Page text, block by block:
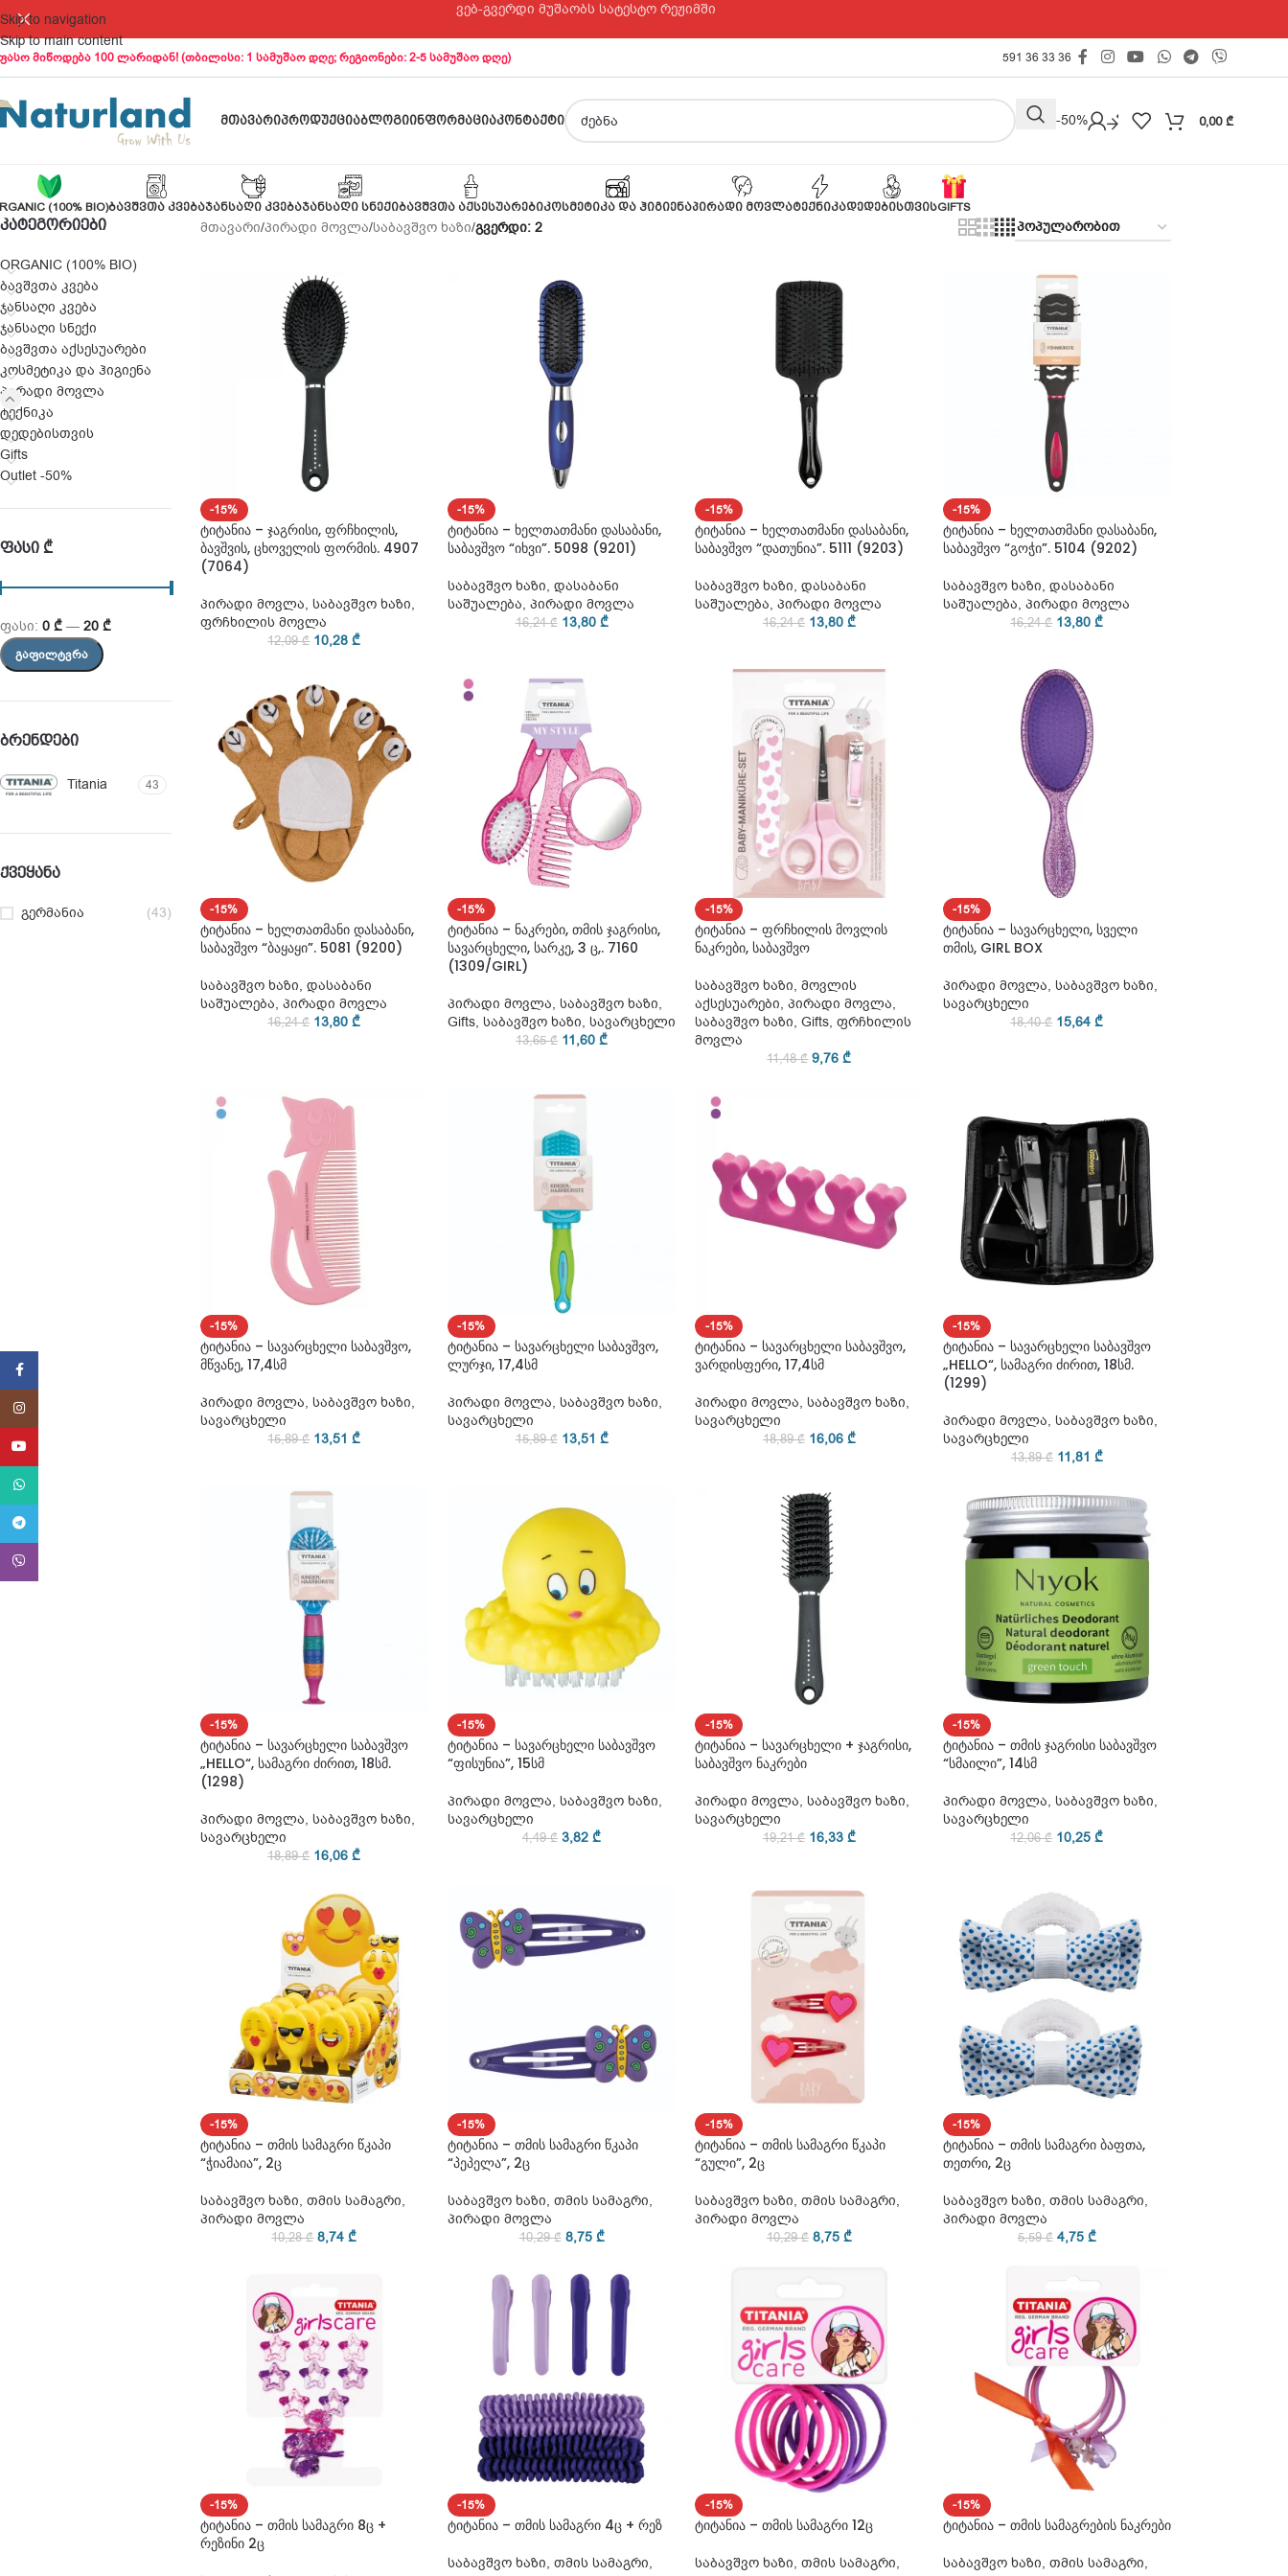
Skip to navigation
Skip to main content
ვებ-გვერდი მუშაობს სატესტო რეჟიმში
მიწოდება 100 ლარიდან! (თბილისი: 1 სამუშაო დღე; რეგიონები: 2-5 სამუშაო დღე) 591 36 33 36
ᲛᲗᲐᲕᲐᲠᲘᲞᲠᲝᲓᲣᲥᲪᲘᲐᲑᲚᲝᲒᲘᲘᲜᲤᲝᲠᲛᲐᲪᲘᲐᲙᲝᲜᲢᲐᲥᲢᲘ Outlet -50% 0,00 ₾
(100% BIO)ᲑᲐᲕᲨᲕᲗᲐ ᲙᲕᲔᲑᲐᲯᲐᲜᲡᲐᲦᲘ ᲙᲕᲔᲑᲐᲯᲐᲜᲡᲐᲦᲘ ᲡᲜᲔᲥᲘᲑᲐᲕᲨᲕᲗᲐ ᲐᲥᲡᲔᲡᲣᲐᲠᲔᲑᲘᲙᲝᲡᲛᲔᲢᲘᲙᲐ ᲓᲐ ᲰᲘᲒᲘᲔᲜᲐᲞᲘᲠᲐᲓᲘ ᲛᲝᲕᲚᲐᲢᲔᲥᲜᲘᲙᲐᲓᲔᲓᲔᲑᲘᲡᲗᲕᲘᲡGIFTS
ᲙᲐᲢᲔᲒᲝᲠᲘᲔᲑᲘ
ORGANIC (100% BIO)
ბავშვთა კვება
ჯანსაღი კვება
ჯანსაღი სნექი
ბავშვთა აქსესუარები
კოსმეტიკა და ჰიგიენა
პირადი მოვლა
ტექნიკა
დედებისთვის
Gifts
Outlet -50%
ᲤᲐᲡᲘ ₾
ᲒᲐᲤᲘᲚᲢᲕᲠᲐ
ფასი: 0 ₾ — 20 ₾
ᲑᲠᲔᲜᲓᲔᲑᲘ
Titania 43
ᲥᲕᲔᲧᲐᲜᲐ
გერმანია (43)
მთავარი/პირადი მოვლა/საბავშვო ხაზი/გვერდი: 2
-15%
ტიტანია – ჯაგრისი, ფრჩხილის,
ბავშვის, ცხოველის ფორმის. 4907
(7064)
პირადი მოვლა, საბავშვო ხაზი,
ფრჩხილის მოვლა
12,09₾ 10,28₾
-15%
ტიტანია – ხელთათმანი დასაბანი,
საბავშვო “იხვი”. 5098 (9201)
საბავშვო ხაზი, დასაბანი
საშუალება, პირადი მოვლა
16,24₾ 13,80 ₾
-15%
ტიტანია – ხელთათმანი დასაბანი,
საბავშვო “დათუნია”. 5111 (9203)
საბავშვო ხაზი, დასაბანი
საშუალება, პირადი მოვლა
16,24₾ 13,80 ₾
-15%
ტიტანია – ხელთათმანი დასაბანი,
საბავშვო “გოჭი”. 5104 (9202)
საბავშვო ხაზი, დასაბანი
საშუალება, პირადი მოვლა
16,24₾ 13,80₾
-15%
ტიტანია – ხელთათმანი დასაბანი,
საბავშვო “ბაყაყი”. 5081 (9200)
საბავშვო ხაზი, დასაბანი
საშუალება, პირადი მოვლა
16,24₾ 13,80₾
-15%
ტიტანია – ნაკრები, თმის ჯაგრისი,
სავარცხელი, სარკე, 3 ც,. 7160
(1309/GIRL)
პირადი მოვლა, საბავშვო ხაზი,
Gifts, საბავშვო ხაზი, სავარცხელი
13,65₾ 11,60₾
-15%
ტიტანია – ფრჩხილის მოვლის
ნაკრები, საბავშვო
საბავშვო ხაზი, მოვლის
აქსესუარები, პირადი მოვლა,
საბავშვო ხაზი, Gifts, ფრჩხილის
მოვლა
11,48₾ 9,76₾
-15%
ტიტანია – სავარცხელი, სველი
თმის, GIRL BOX
პირადი მოვლა, საბავშვო ხაზი,
სავარცხელი
18,40₾ 15,64₾
-15%
ტიტანია – სავარცხელი საბავშვო,
მწვანე, 17,4სმ
პირადი მოვლა, საბავშვო ხაზი,
სავარცხელი
15,89₾ 13,51₾
-15%
ტიტანია – სავარცხელი საბავშვო,
ლურჯი, 17,4სმ
პირადი მოვლა, საბავშვო ხაზი,
სავარცხელი
15,89₾ 13,51 ₾
-15%
ტიტანია – სავარცხელი საბავშვო,
ვარდისფერი, 17,4სმ
პირადი მოვლა, საბავშვო ხაზი,
სავარცხელი
18,89₾ 16,06 ₾
-15%
ტიტანია – სავარცხელი საბავშვო
„HELLO“, სამაგრი ძირით, 18სმ.
(1299)
პირადი მოვლა, საბავშვო ხაზი,
სავარცხელი
13,89₾ 11,81 ₾
-15%
ტიტანია – სავარცხელი საბავშვო
„HELLO“, სამაგრი ძირით, 18სმ.
(1298)
პირადი მოვლა, საბავშვო ხაზი,
სავარცხელი
18,89₾ 16,06₾
-15%
ტიტანია – სავარცხელი საბავშვო
“ფისუნია”, 15სმ
პირადი მოვლა, საბავშვო ხაზი,
სავარცხელი
4,49₾ 3,82₾
-15%
ტიტანია – სავარცხელი + ჯაგრისი,
საბავშვო ნაკრები
პირადი მოვლა, საბავშვო ხაზი,
სავარცხელი
19,21₾ 16,33 ₾
-15%
ტიტანია – თმის ჯაგრისი საბავშვო
“სმაილი”, 14სმ
პირადი მოვლა, საბავშვო ხაზი,
სავარცხელი
12,06₾ 10,25₾
-15%
ტიტანია – თმის სამაგრი წკაპი
“ჭიამაია”, 2ც
საბავშვო ხაზი, თმის სამაგრი,
პირადი მოვლა
10,28₾ 8,74₾
-15%
ტიტანია – თმის სამაგრი წკაპი
“პეპელა”, 2ც
საბავშვო ხაზი, თმის სამაგრი,
პირადი მოვლა
10,29₾ 8,75 ₾
-15%
ტიტანია – თმის სამაგრი წკაპი
“გული”, 2ც
საბავშვო ხაზი, თმის სამაგრი,
პირადი მოვლა
10,29₾ 8,75 ₾
-15%
ტიტანია – თმის სამაგრი ბაფთა,
თეთრი, 2ც
საბავშვო ხაზი, თმის სამაგრი,
პირადი მოვლა
5,59₾ 4,75 ₾
-15%
ტიტანია – თმის სამაგრი 8ც +
რეზინი 2ც
-15%
ტიტანია – თმის სამაგრი 4ც + რეზ
საბავშვო ხაზი, თმის სამაგრი,
-15%
ტიტანია – თმის სამაგრი 12ც
საბავშვო ხაზი, თმის სამაგრი,
-15%
ტიტანია – თმის სამაგრების ნაკრები
საბავშვო ხაზი, თმის სამაგრი,